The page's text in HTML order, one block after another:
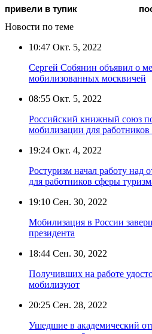
привели в тупик
Новости по теме
10:47 Окт. 5, 2022
Сергей Собянин объявил о
мобилизованных москвичей
08:55 Окт. 5, 2022
Российский книжный союз
мобилизации для работников
19:24 Окт. 4, 2022
Ростуризм начал работу над
для работников сферы
19:10 Сен. 30, 2022
Мобилизация в России
президента
18:44 Сен. 30, 2022
Получивших на работе
мобилизуют
20:25 Сен. 28, 2022
Ушедшие в академический